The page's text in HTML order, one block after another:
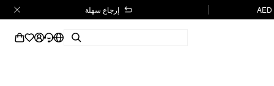
إرجاع سهلة